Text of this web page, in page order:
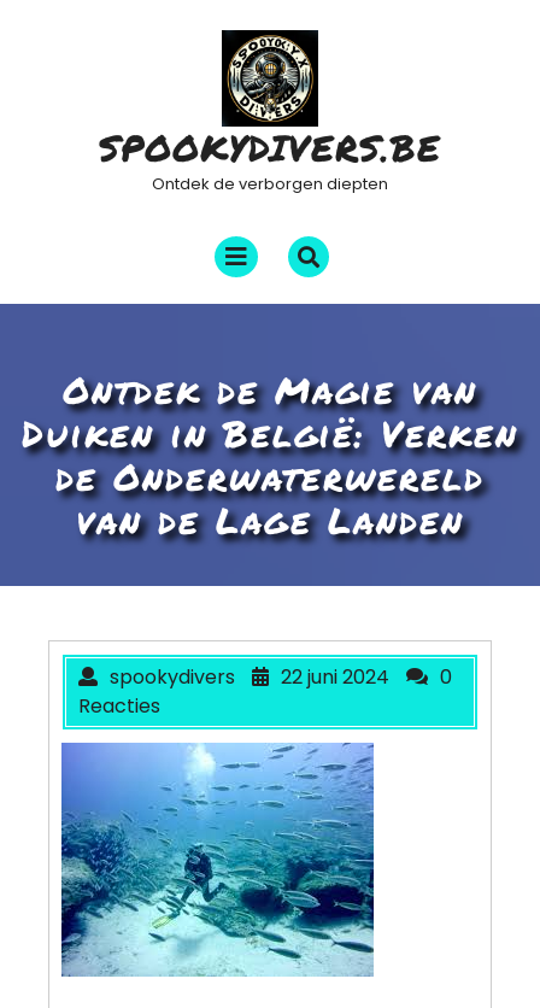
SPOOKYDIVERS.BE
Ontdek de verborgen diepten
Menu
openen
Ontdek de Magie van
Duiken in België: Verken
de Onderwaterwereld
van de Lage Landen
spookydivers 22 juni 2024
0
Reacties